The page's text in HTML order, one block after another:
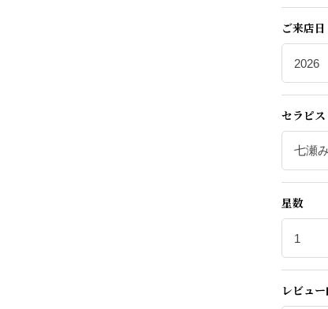
ご来店日
セラピス
星数
レビュ